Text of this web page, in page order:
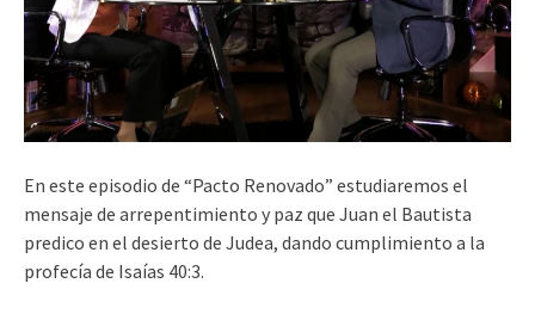
En este episodio de “Pacto Renovado” estudiaremos el
mensaje de arrepentimiento y paz que Juan el Bautista
predico en el desierto de Judea, dando cumplimiento a la
profecía de Isaías 40:3.